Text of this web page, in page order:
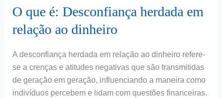
O que é: Desconfiança herdada em
relação ao dinheiro
A desconfiança herdada em relação ao dinheiro refere-
se a crenças e atitudes negativas que são transmitidas
de geração em geração, influenciando a maneira como
indivíduos percebem e lidam com questões financeiras.